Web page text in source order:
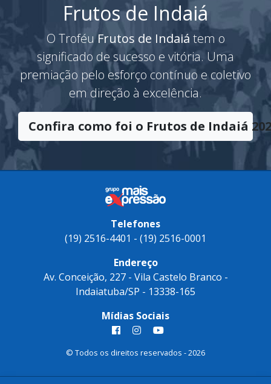
Frutos de Indaiá
O Troféu Frutos de Indaiá tem o
significado de sucesso e vitória. Uma
premiação pelo esforço contínuo e coletivo
em direção à excelência.
Confira como foi o Frutos de Indaiá
Telefones
Endereço
Av. Conceição, 227 - Vila Castelo Branco -
Mídias Sociais